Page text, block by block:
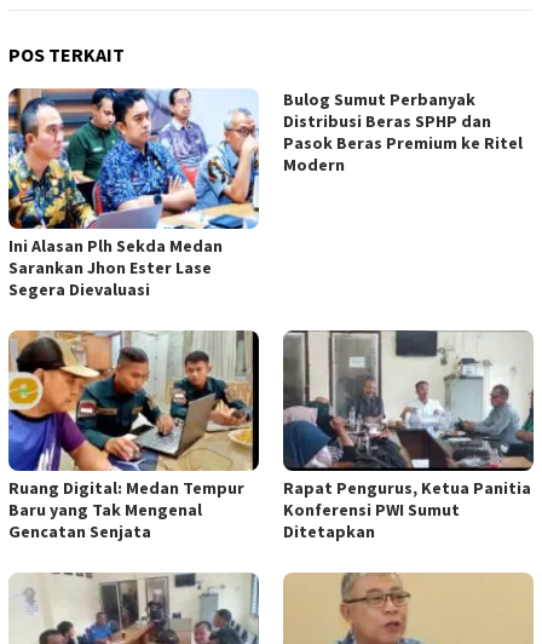
POS TERKAIT
Ini Alasan Plh Sekda Medan
Sarankan Jhon Ester Lase
Segera Dievaluasi
Bulog Sumut Perbanyak
Distribusi Beras SPHP dan
Pasok Beras Premium ke Ritel
Modern
Ruang Digital: Medan Tempur
Baru yang Tak Mengenal
Gencatan Senjata
Rapat Pengurus, Ketua Panitia
Konferensi PWI Sumut
Ditetapkan